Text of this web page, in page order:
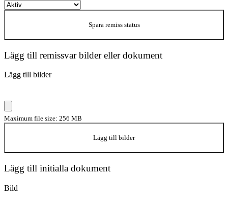
Spara remiss status
Lägg till remissvar bilder eller dokument
Lägg till bilder
Maximum file size: 256 MB
Lägg till bilder
Lägg till initialla dokument
Bild